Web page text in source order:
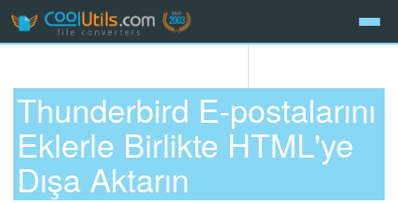
Thunderbird E-postalarını
Eklerle Birlikte HTML'ye
Dışa Aktarın